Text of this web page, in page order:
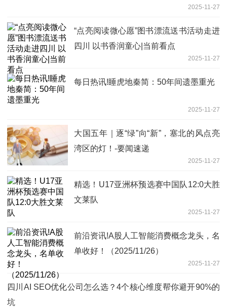
2025-11-27
“点亮阅读微心愿”图书漂流送书活动走进
四川 以书香润童心|当前看点
2025-11-27
每日热讯!睡虎地秦简：50年间遗墨重光
2025-11-27
大国五年｜逐“绿”向“新”，塞北的风点亮
湾区的灯！-要闻速递
2025-11-27
精选！U17亚洲杯预选赛中国队12:0大胜
文莱队
2025-11-27
前沿资讯!A股人工智能消费概念龙头，名
单收好！（2025/11/26）
2025-11-27
四川AI SEO优化公司怎么选？4个核心维度帮你避开90%的
坑